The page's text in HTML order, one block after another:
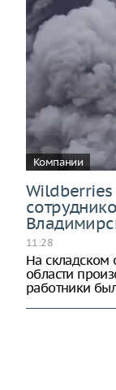
Компании
11:28
На складском
области
работники